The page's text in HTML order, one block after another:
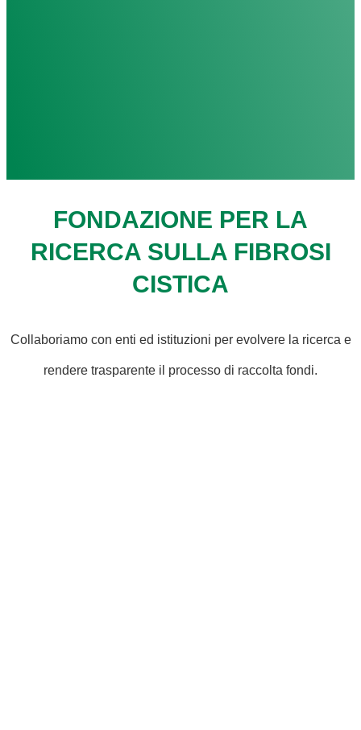
FONDAZIONE PER LA
RICERCA SULLA FIBROSI
CISTICA
Collaboriamo con enti ed istituzioni per evolvere la ricerca e
rendere trasparente il processo di raccolta fondi.